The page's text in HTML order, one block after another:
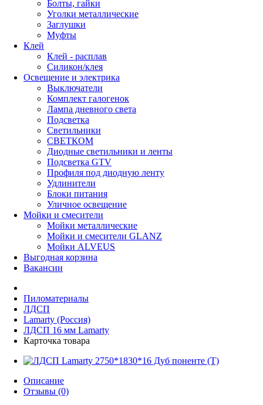
Болты, гайки
Уголки металлические
Заглушки
Муфты
Клей
Клей - расплав
Силикон/клея
Освещение и электрика
Выключатели
Комплект галогенок
Лампа дневного света
Подсветка
Светильники
СВЕТКОМ
Диодные светильники и ленты
Подсветка GTV
Профиля под диодную ленту
Удлинители
Блоки питания
Уличное освещение
Мойки и смесители
Мойки металлические
Мойки и смесители GLANZ
Мойки ALVEUS
Выгодная корзина
Вакансии
Пиломатериалы
ЛДСП
Lamarty (Россия)
ЛДСП 16 мм Lamarty
Карточка товара
Описание
Отзывы (0)